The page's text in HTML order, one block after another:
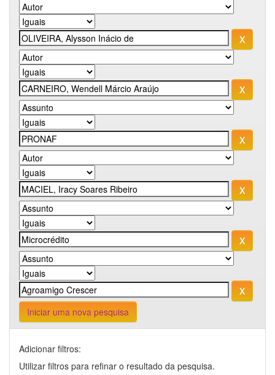
Iniciar uma nova pesquisa
Adicionar filtros:
Utilizar filtros para refinar o resultado da pesquisa.